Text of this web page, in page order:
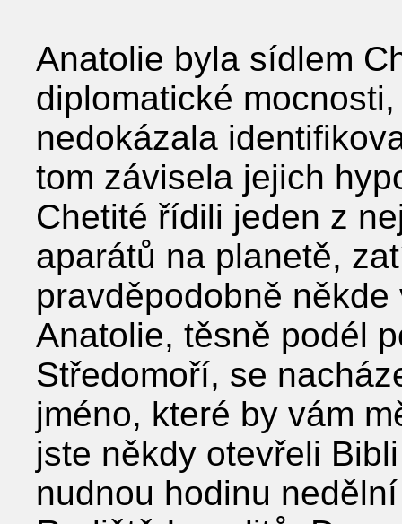
Anatolie byla sídlem
diplomatické
nedokázala
tom závisela jejich
Chetité řídili jeden z
aparátů na planetě,
pravděpodobně
Anatolie, těsně podél
Středomoří, se
jméno, které by vám
jste někdy otevřeli
nudnou hodinu